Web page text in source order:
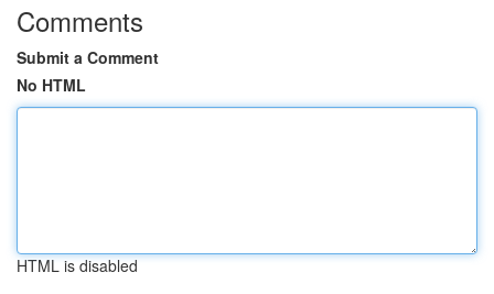
Comments
Submit a Comment
No HTML
HTML is disabled